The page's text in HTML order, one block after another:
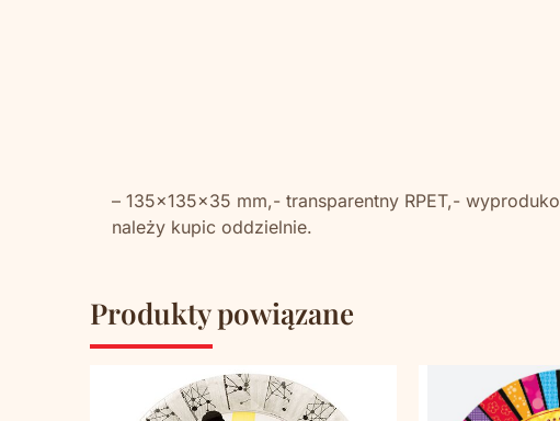
– 135x135x35 mm,- transparentny RPET,-
należy kupic oddzielnie.
Produkty powiązane